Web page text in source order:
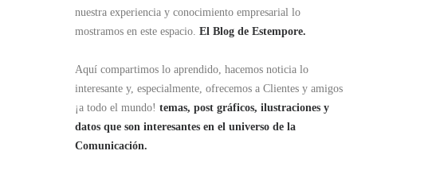
nuestra experiencia y conocimiento empresarial lo
mostramos en este espacio. El Blog de Estempore.
Aquí compartimos lo aprendido, hacemos noticia lo
interesante y, especialmente, ofrecemos a Clientes y amigos
¡a todo el mundo! temas, post gráficos, ilustraciones y
datos que son interesantes en el universo de la
Comunicación.